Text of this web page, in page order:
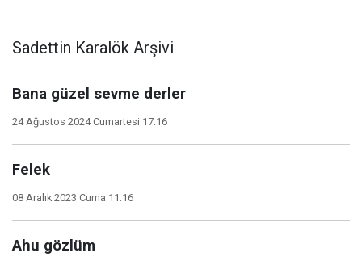
Sadettin Karalök Arşivi
Bana güzel sevme derler
24 Ağustos 2024 Cumartesi 17:16
Felek
08 Aralık 2023 Cuma 11:16
Ahu gözlüm